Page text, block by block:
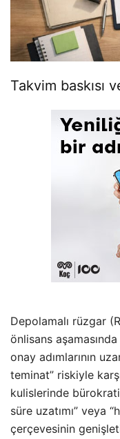
Takvim baskısı
Depolamalı rüzgar
önlisans
onay adımlarının
teminat” riskiyle
kulislerinde
süre uzatımı” veya
çerçevesinin